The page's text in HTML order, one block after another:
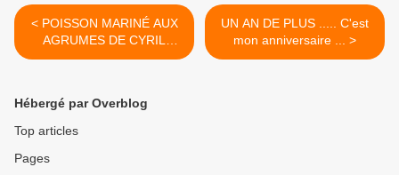
< POISSON MARINÉ AUX
AGRUMES DE CYRIL
LIGNAC 7💚 2💙💜
UN AN DE PLUS ..... C'est
mon anniversaire ... >
Hébergé par Overblog
Top articles
Pages